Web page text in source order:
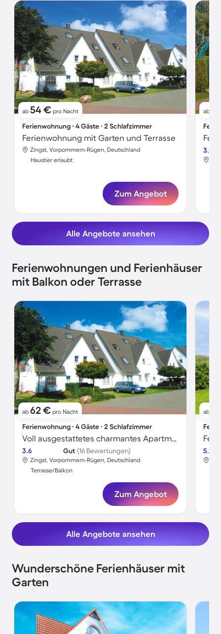
ab 54 € pro Nacht
Ferienwohnung ∙ 4 Gäste ∙ 2 Schlafzimmer
Ferienwohnung mit Garten und Terrasse
Zingst, Vorpommern-Rügen, Deutschland
Haustier erlaubt
Zum Angebot
ab
3.6
Alle Angebote ansehen
Ferienwohnungen und Ferienhäuser
mit Balkon oder Terrasse
ab 62 € pro Nacht
Ferienwohnung ∙ 4 Gäste ∙ 2 Schlafzimmer
Voll ausgestattetes charmantes Apartment | Nah am Strand | Haustiere erlaubt
3.6 Gut (16 Bewertungen)
Zingst, Vorpommern-Rügen, Deutschland
Terrasse/Balkon
Zum Angebot
ab
5.0
Alle Angebote ansehen
Wunderschöne Ferienhäuser mit
Garten